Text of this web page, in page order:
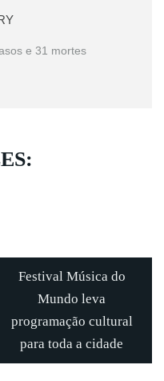
e 31 mortes
Festival Música do
Mundo leva
programação cultural
para toda a cidade